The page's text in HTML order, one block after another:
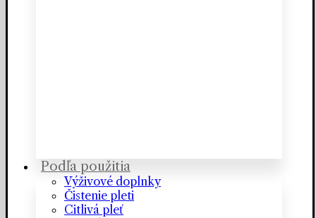
Podľa použitia
Výživové doplnky
Čistenie pleti
Citlivá pleť